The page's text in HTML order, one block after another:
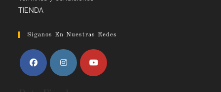
TIENDA
Siganos En Nuestras Redes